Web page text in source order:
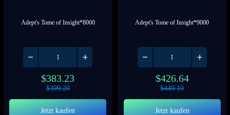
Adept's Tome of Insight*8000
$383.23
$399.20
Jetzt kaufen
Adept's Tome of Insight*9000
$426.64
$449.10
Jetzt kaufen